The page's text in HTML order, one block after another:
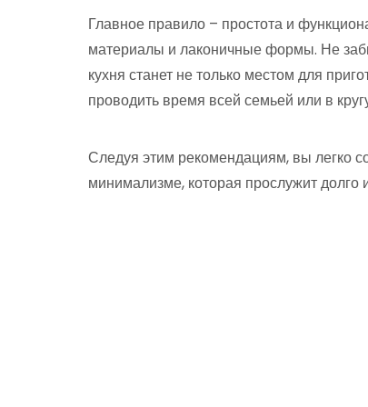
Главное правило – простота и
материалы и лаконичные формы. Не
кухня станет не только местом для
проводить время всей семьей или в
Следуя этим рекомендациям, вы легко
минимализме, которая прослужит долго